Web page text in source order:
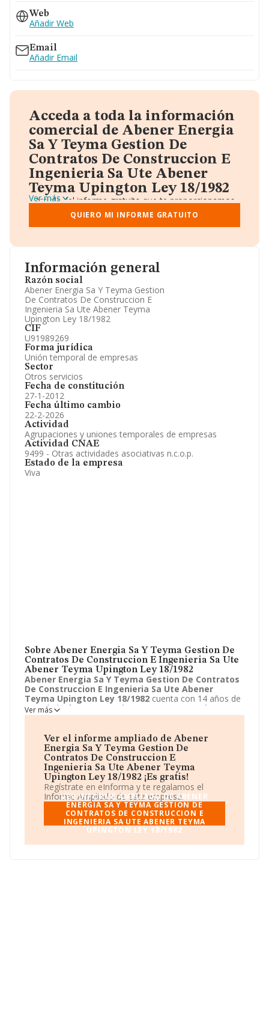
Información general
Razón social
Abener Energia Sa Y Teyma Gestion
De Contratos De Construccion E
Ingenieria Sa Ute Abener Teyma
Upington Ley 18/1982
CIF
U91989269
Forma jurídica
Unión temporal de empresas
Sector
Otros servicios
Fecha de constitución
27-1-2012
Fecha último cambio
22-2-2026
Actividad
Agrupaciones y uniones temporales de empresas
Actividad CNAE
9499 - Otras actividades asociativas n.c.o.p.
Estado de la empresa
Viva
Sobre Abener Energia Sa Y Teyma Gestion De
Contratos De Construccion E Ingenieria Sa Ute
Abener Teyma Upington Ley 18/1982
Abener Energia Sa Y Teyma Gestion De Contratos
De Construccion E Ingenieria Sa Ute Abener
Teyma Upington Ley 18/1982 cuenta con 14 años de
actividad.
Abener Energia Sa Y Teyma Gestion De
Contratos De Construccion E Ingenieria Sa Ute
Calle Energia Solar, 1, Sevilla, Sevilla. La empresa
enmarca su principal actividad CNAE como 9499 - Otras
actividades asociativas n.c.o.p..Abener Energia Sa Y
Teyma Gestion De Contratos De Construccion E
Ingenieria Sa Ute Abener Teyma Upington Ley
18/1982toma la forma jurídica de Unión temporal de
empresas.
Ver más
Ver el informe ampliado de Abener
Energia Sa Y Teyma Gestion De
Contratos De Construccion E
Ingenieria Sa Ute Abener Teyma
Upington Ley 18/1982 ¡Es gratis!
Regístrate en eInforma y te regalamos el
Informe Ampliado de esta empresa.
VER INFORME AMPLIADO DE ABENER
ENERGIA SA Y TEYMA GESTION DE
CONTRATOS DE CONSTRUCCION E
INGENIERIA SA UTE ABENER TEYMA
UPINGTON LEY 18/1982
954936152
954937000
955404696
Web
Añadir Web
Email
Añadir Email
Acceda a toda la información
comercial de Abener Energia
Sa Y Teyma Gestion De
Contratos De Construccion E
Ingenieria Sa Ute Abener
Teyma Upington Ley 18/1982
A través del informe gratuito que te proporcionamos
desde Einforma, donde vas a encontrar:
Datos identificativos: Denominación, CIF,
Teléfono, Domicilio.
Gráficos de Evolución Ventas y Empleados.
Directivos y Ejecutivos.
Accionistas.
Participaciones y Vinculaciones en otras empresas.
Artículos de prensa publicados sobre la empresa.
Información oficial y registral complementaria.
Ver más
QUIERO MI INFORME GRATUITO